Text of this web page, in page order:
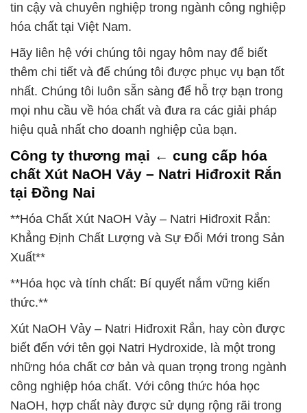
tin cậy và chuyên nghiệp trong ngành công nghiệp
hóa chất tại Việt Nam.
Hãy liên hệ với chúng tôi ngay hôm nay để biết
thêm chi tiết và để chúng tôi được phục vụ bạn tốt
nhất. Chúng tôi luôn sẵn sàng để hỗ trợ bạn trong
mọi nhu cầu về hóa chất và đưa ra các giải pháp
hiệu quả nhất cho doanh nghiệp của bạn.
Công ty thương mại ← cung cấp hóa
chất Xút NaOH Vảy – Natri Hiđroxit Rắn
tại Đồng Nai
**Hóa Chất Xút NaOH Vảy – Natri Hiđroxit Rắn:
Khẳng Định Chất Lượng và Sự Đổi Mới trong Sản
Xuất**
**Hóa học và tính chất: Bí quyết nắm vững kiến
thức.**
Xút NaOH Vảy – Natri Hiđroxit Rắn, hay còn được
biết đến với tên gọi Natri Hydroxide, là một trong
những hóa chất cơ bản và quan trọng trong ngành
công nghiệp hóa chất. Với công thức hóa học
NaOH, hợp chất này được sử dụng rộng rãi trong